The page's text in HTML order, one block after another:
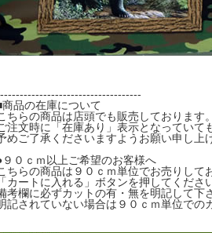
品の在庫について
ちらの商品は店頭でも販売しております。
注文時に「在庫あり」表示となっていて
めご了承くださいますようお願い申し上
０ｃｍ以上ご希望のお客様へ
ちらの商品は９０ｃｍ単位でお売りして
カートに入れる」ボタンを押してください
考欄に必ずカットの有・無を明記して下
記されていない場合は９０ｃｍ単位での